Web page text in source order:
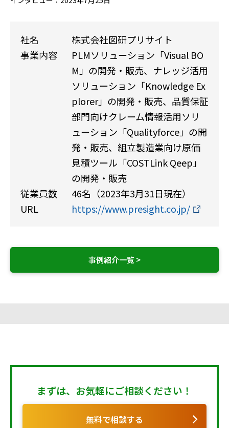
社名
株式会社図研プリサイト
事業内容
PLMソリューション「Visual BO
M」の開発・販売、ナレッジ活用
ソリューション「Knowledge Ex
plorer」の開発・販売、品質保証
部門向けクレーム情報活用ソリ
ューション「Qualityforce」の開
発・販売、組立製造業向け原価
見積ツール「COSTLink Qeep」
の開発・販売
従業員数
46名（2023年3月31日現在）
URL
https://www.presight.co.jp/
事例紹介一覧 >
まずは、お気軽にご相談ください！
無料で相談する